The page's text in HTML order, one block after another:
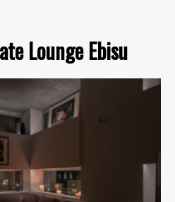
Lounge Ebisu